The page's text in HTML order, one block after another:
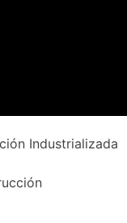
Industrializada